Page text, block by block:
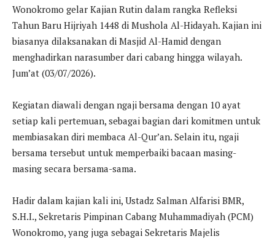
Wonokromo gelar Kajian Rutin dalam rangka Refleksi
Tahun Baru Hijriyah 1448 di Mushola Al-Hidayah. Kajian ini
biasanya dilaksanakan di Masjid Al-Hamid dengan
menghadirkan narasumber dari cabang hingga wilayah.
Jum’at (03/07/2026).
Kegiatan diawali dengan ngaji bersama dengan 10 ayat
setiap kali pertemuan, sebagai bagian dari komitmen untuk
membiasakan diri membaca Al-Qur’an. Selain itu, ngaji
bersama tersebut untuk memperbaiki bacaan masing-
masing secara bersama-sama.
Hadir dalam kajian kali ini, Ustadz Salman Alfarisi BMR,
S.H.I., Sekretaris Pimpinan Cabang Muhammadiyah (PCM)
Wonokromo, yang juga sebagai Sekretaris Majelis